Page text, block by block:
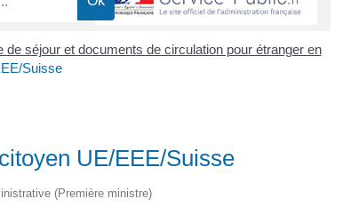
de séjour et documents de circulation pour étranger en
Suisse
UE/EEE/Suisse
(Première ministre)